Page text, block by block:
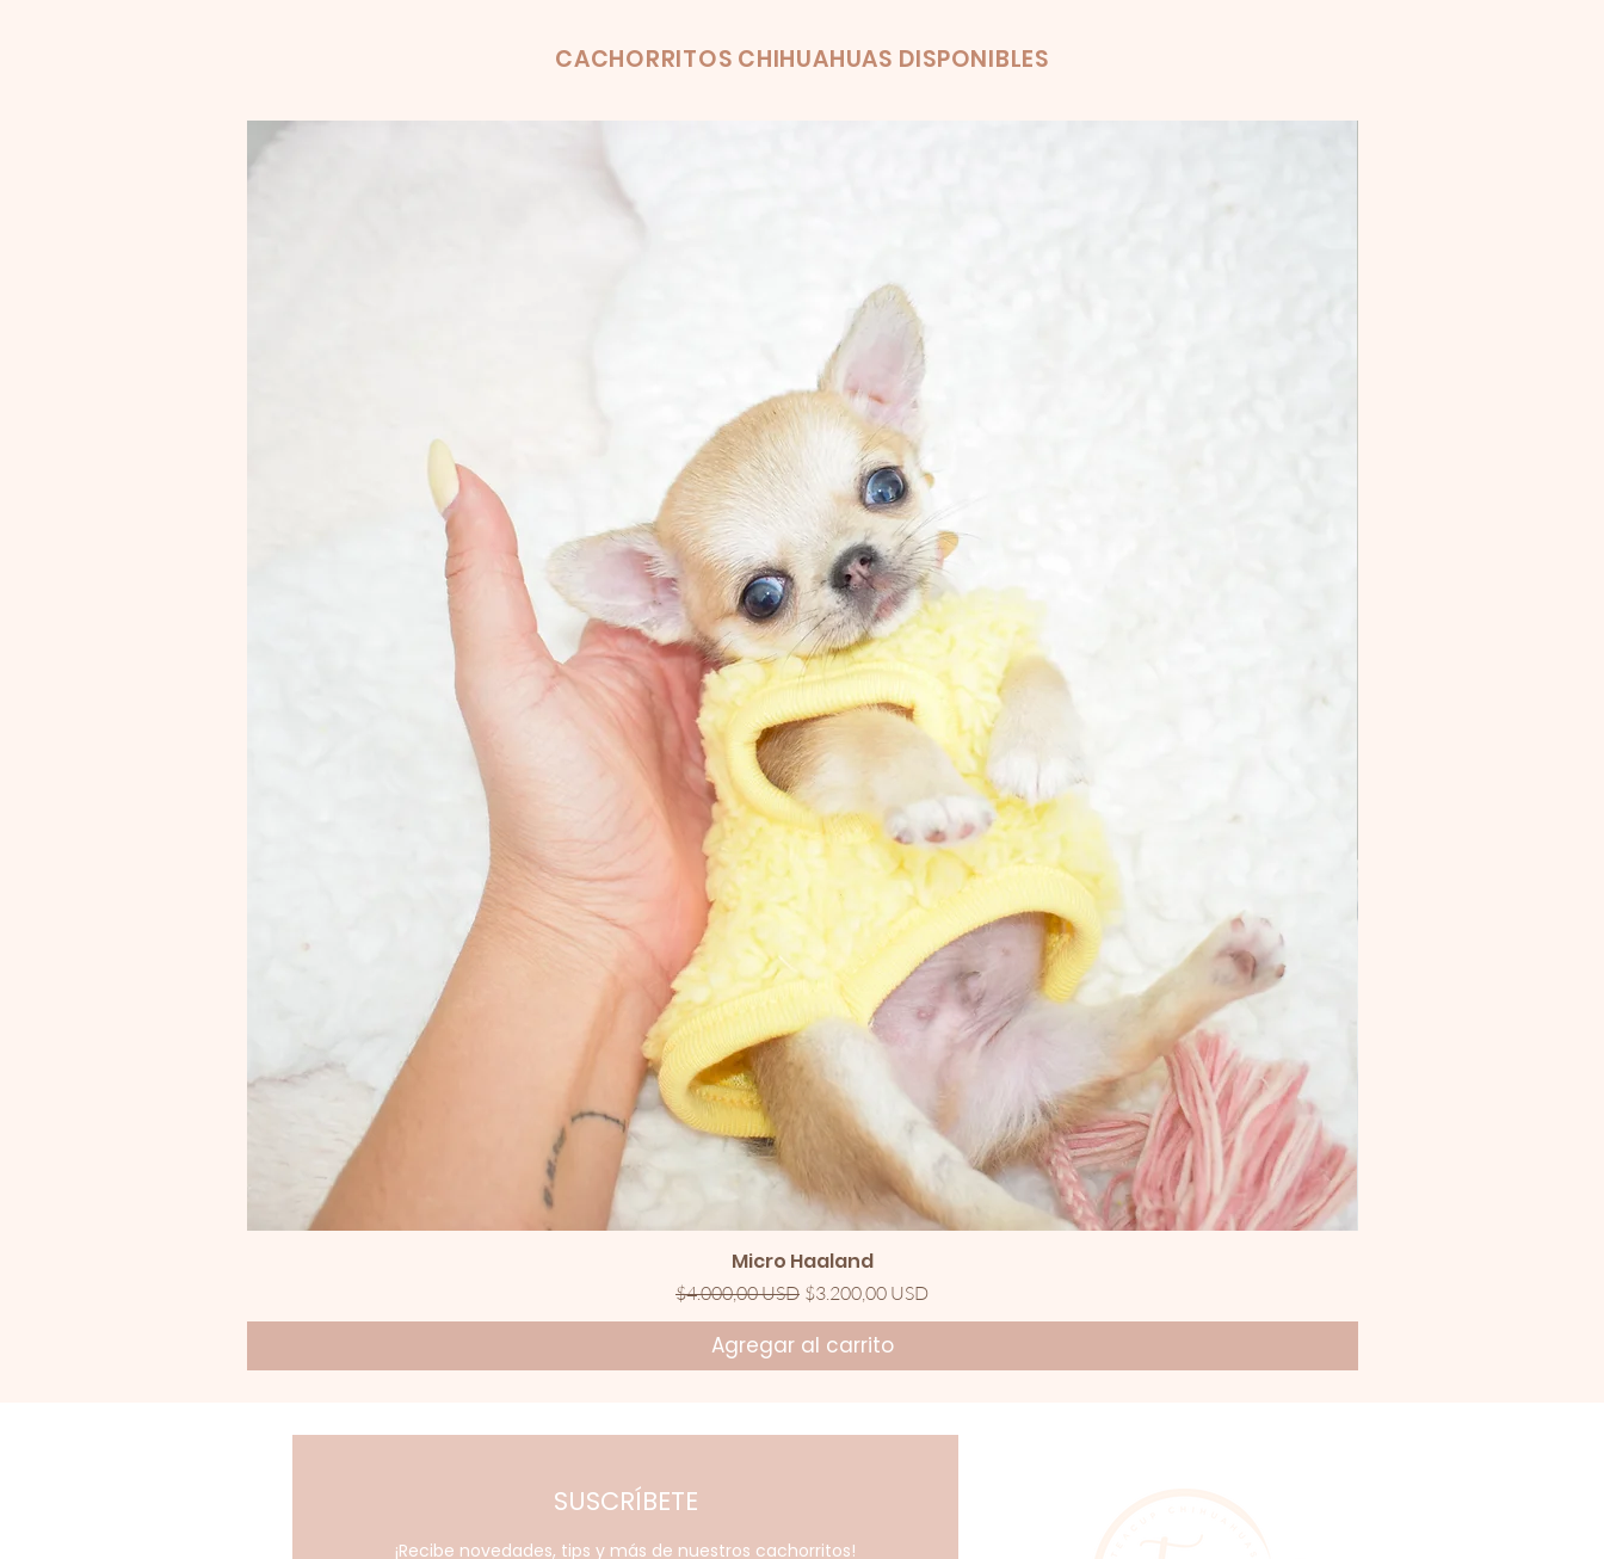
Productos relacionados
Vista rápida
Micro Haaland
Precio
$4.000,00 USD Precio de oferta
$3.200,00 USD
Agregar al carrito
CACHORRITOS CHIHUAHUAS DISPONIBLES
SUSCRÍBETE
¡Recibe novedades, tips y más de nuestros cachorritos!